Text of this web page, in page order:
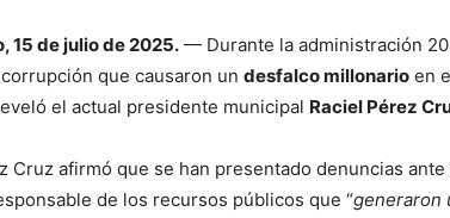
15 de julio de 2025. — Durante la administración
que causaron un desfalco millonario en
el actual presidente municipal Raciel Pérez
Cruz afirmó que se han presentado denuncias
de los recursos públicos que “generaron